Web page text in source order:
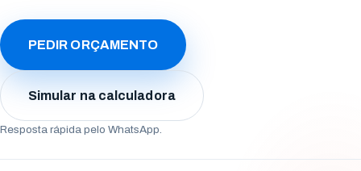
Evento Corporativo
Todos os serviços
Arapongas
PEDIR ORÇAMENTO
Simular na calculadora
Resposta rápida pelo WhatsApp.